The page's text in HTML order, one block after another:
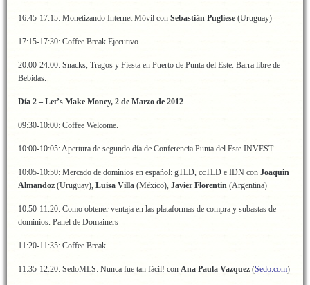
16:45-17:15: Monetizando Internet Móvil con Sebastián Pugliese (Uruguay)
17:15-17:30: Coffee Break Ejecutivo
20:00-24:00: Snacks, Tragos y Fiesta en Puerto de Punta del Este. Barra libre de
Bebidas.
Día 2 – Let’s Make Money, 2 de Marzo de 2012
09:30-10:00: Coffee Welcome.
10:00-10:05: Apertura de segundo día de Conferencia Punta del Este INVEST
10:05-10:50: Mercado de dominios en español: gTLD, ccTLD e IDN con Joaquin
Almandoz (Uruguay), Luisa Villa (México), Javier Florentin (Argentina)
10:50-11:20: Como obtener ventaja en las plataformas de compra y subastas de
dominios. Panel de Domainers
11:20-11:35: Coffee Break
11:35-12:20: SedoMLS: Nunca fue tan fácil! con Ana Paula Vazquez (Sedo.com)